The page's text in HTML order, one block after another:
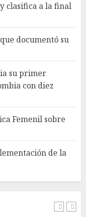
clasifica a la final
documentó su
su primer
con diez
Femenil sobre
de la
3-1 de
sobre Cruz
2
y retos en la
derrota a
a la final del